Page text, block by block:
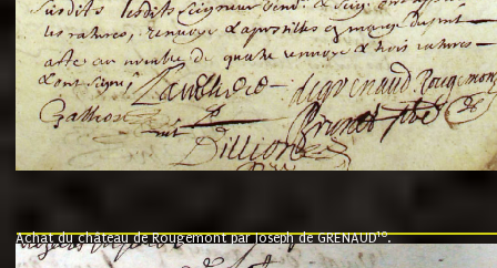
Achat du château de Rougemont par Joseph de GRENAUD10.